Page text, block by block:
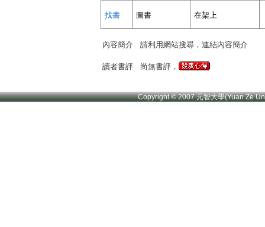
找書 圖書 在架上
內容簡介 請利用網站搜尋，連結內容簡介
讀者書評 尚無書評，
Copyright © 2007 元智大學(Yuan Ze